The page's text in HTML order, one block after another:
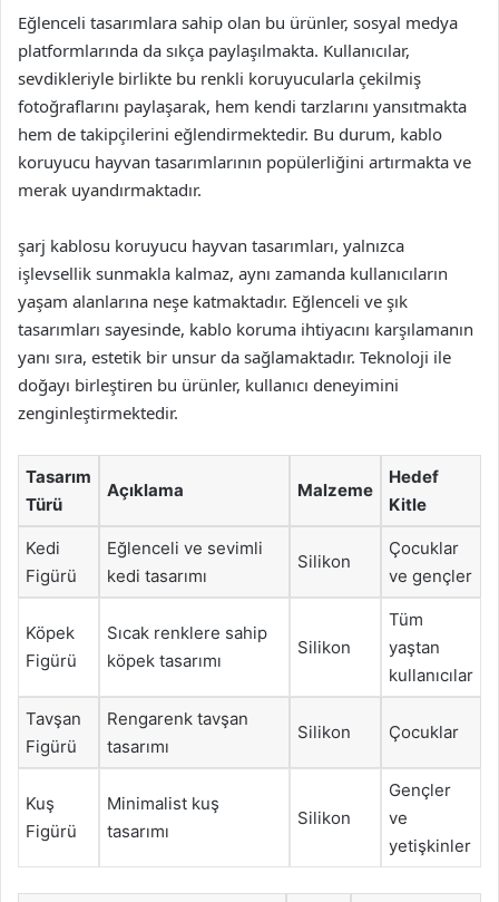
Eğlenceli tasarımlara sahip olan bu ürünler, sosyal medya
platformlarında da sıkça paylaşılmakta. Kullanıcılar,
sevdikleriyle birlikte bu renkli koruyucularla çekilmiş
fotoğraflarını paylaşarak, hem kendi tarzlarını yansıtmakta
hem de takipçilerini eğlendirmektedir. Bu durum, kablo
koruyucu hayvan tasarımlarının popülerliğini artırmakta ve
merak uyandırmaktadır.
şarj kablosu koruyucu hayvan tasarımları, yalnızca
işlevsellik sunmakla kalmaz, aynı zamanda kullanıcıların
yaşam alanlarına neşe katmaktadır. Eğlenceli ve şık
tasarımları sayesinde, kablo koruma ihtiyacını karşılamanın
yanı sıra, estetik bir unsur da sağlamaktadır. Teknoloji ile
doğayı birleştiren bu ürünler, kullanıcı deneyimini
zenginleştirmektedir.
Tasarım
Türü
Açıklama Malzeme
Hedef
Kitle
Kedi
Figürü
Eğlenceli ve sevimli
kedi tasarımı
Silikon
Çocuklar
ve gençler
Köpek
Figürü
Sıcak renklere sahip
köpek tasarımı
Silikon
Tüm
yaştan
kullanıcılar
Tavşan
Figürü
Rengarenk tavşan
tasarımı
Silikon Çocuklar
Kuş
Figürü
Minimalist kuş
tasarımı
Silikon
Gençler
ve
yetişkinler